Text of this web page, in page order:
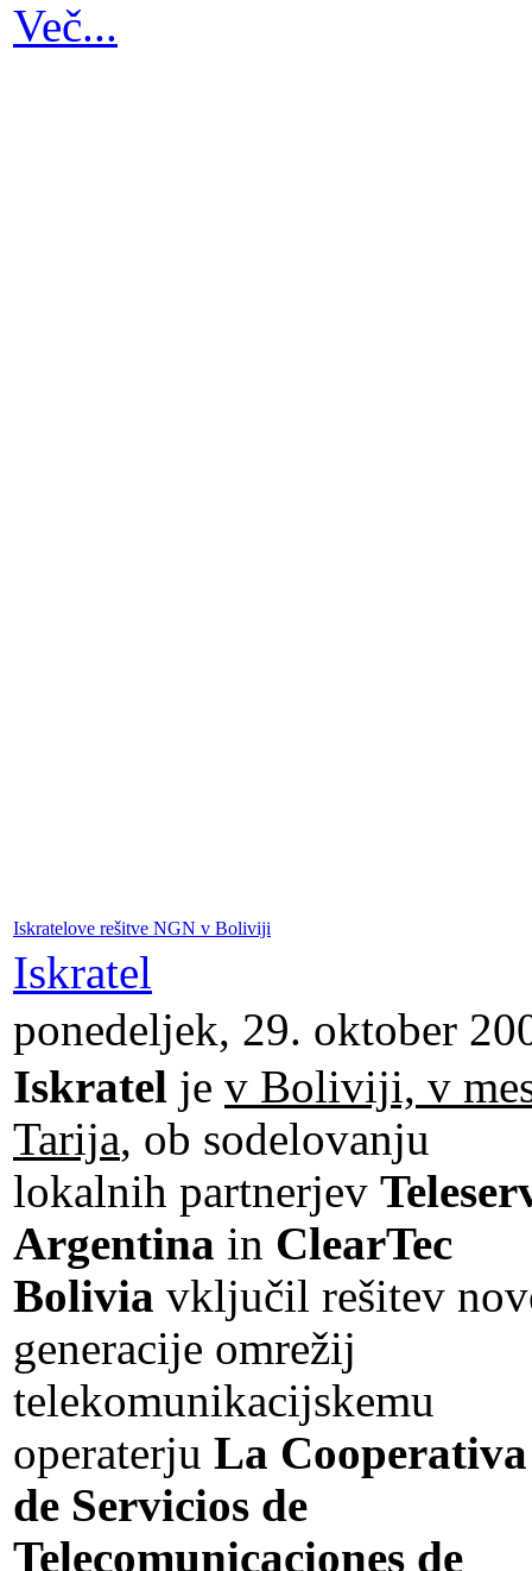
Več...
Iskratelove rešitve NGN v Boliviji
Iskratel
ponedeljek, 29. oktober
Iskratel je v Boliviji, v
Tarija, ob sodelovanju
lokalnih partnerjev
Argentina in ClearTec
Bolivia vključil rešitev
generacije omrežij
telekomunikacijskemu
operaterju La Cooperativa
de Servicios de
Telecomunicaciones de